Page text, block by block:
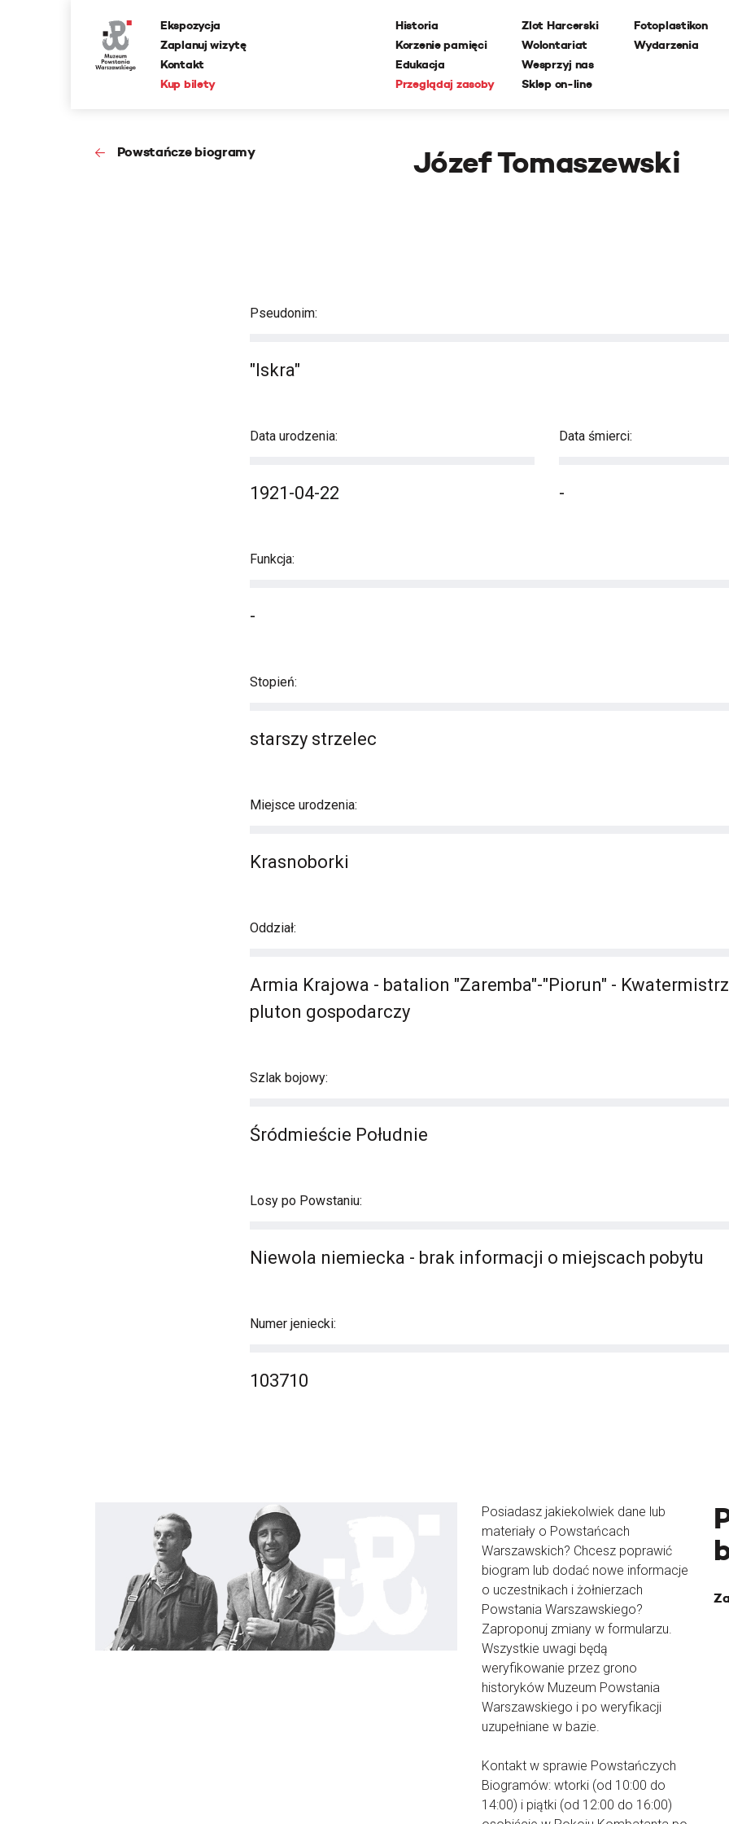
Ekspozycja
Zaplanuj wizytę
Kontakt
Kup bilety
Historia
Korzenie pamięci
Edukacja
Przeglądaj zasoby
Zlot Harcerski
Wolontariat
Wesprzyj nas
Sklep on-line
Fotoplastikon
Wydarzenia
Powstańcze biogramy Józef Tomaszewski
Pseudonim:
"Iskra"
Data urodzenia:
1921-04-22
Data śmierci:
-
Funkcja:
-
Stopień:
starszy strzelec
Miejsce urodzenia:
Krasnoborki
Oddział:
Armia Krajowa - batalion "Zaremba"-"Piorun" -
pluton gospodarczy
Szlak bojowy:
Śródmieście Południe
Losy po Powstaniu:
Niewola niemiecka - brak informacji o miejscach pobytu
Numer jeniecki:
103710
Posiadasz jakiekolwiek dane lub
materiały o Powstańcach
Warszawskich? Chcesz poprawić
biogram lub dodać nowe informacje
o uczestnikach i żołnierzach
Powstania Warszawskiego?
Zaproponuj zmiany w formularzu.
Wszystkie uwagi będą
weryfikowanie przez grono
historyków Muzeum Powstania
Warszawskiego i po weryfikacji
uzupełniane w bazie.
Kontakt w sprawie Powstańczych
Biogramów: wtorki (od 10:00 do
14:00) i piątki (od 12:00 do 16:00)